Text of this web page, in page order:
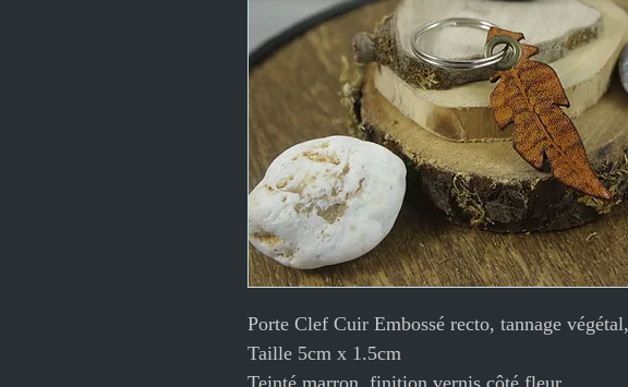
Porte Clef Cuir Embossé recto, tannage
Taille 5cm x 1.5cm